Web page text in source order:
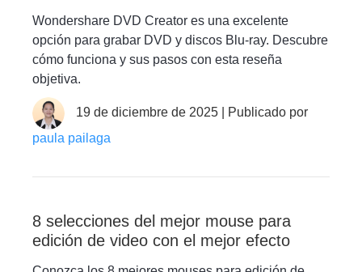
Wondershare DVD Creator es una excelente
opción para grabar DVD y discos Blu-ray. Descubre
cómo funciona y sus pasos con esta reseña
objetiva.
19 de diciembre de 2025 | Publicado por
paula pailaga
8 selecciones del mejor mouse para
edición de video con el mejor efecto